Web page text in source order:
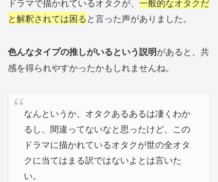
と解釈されては困ると言った声がありました。
色んなタイプの推しがいるという説明があると、共
感を得られやすかったかもしれませんね。
なんというか、オタクあるあるは凄くわか
るし、間違ってないなと思ったけど、この
ドラマに描かれているオタクが世の全オタ
クに当てはまる訳ではないよとは言いた
い。